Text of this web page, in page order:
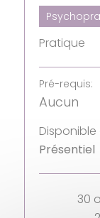
Pratique
Pré-requis:
Aucun
Disponible
Présentiel
30